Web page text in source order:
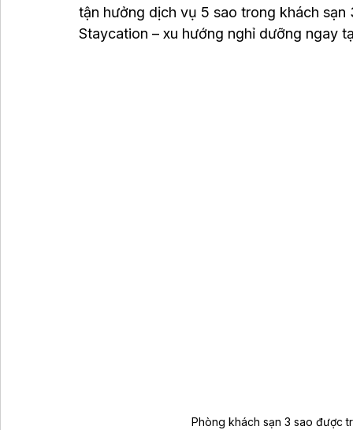
tận hưởng dịch vụ 5 sao trong khách
Staycation – xu hướng nghỉ dưỡng ngay
Phòng khách sạn 3 sao được